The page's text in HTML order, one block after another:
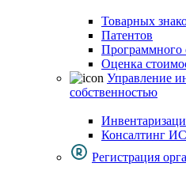
Товарных
Патентов
Программного
Оценка
Управление
собственностью
Консалтинг ИС
Регистрация